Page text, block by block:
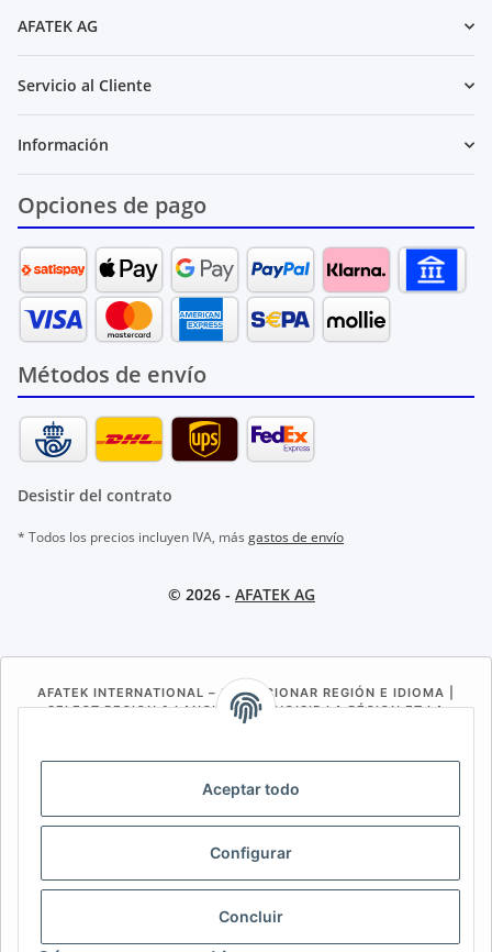
Aceptar todo
Configurar
Concluir
AFATEK AG
Servicio al Cliente
Información
Opciones de pago
Métodos de envío
Desistir del contrato
* Todos los precios incluyen IVA, más gastos de envío
© 2026 - AFATEK AG
AFATEK INTERNATIONAL – SELECCIONAR REGIÓN E IDIOMA |
SELECT REGION & LANGUAGE | CHOISIR LA RÉGION ET LA
LANGUE
ES
UK NZ USA MX PT
CZ